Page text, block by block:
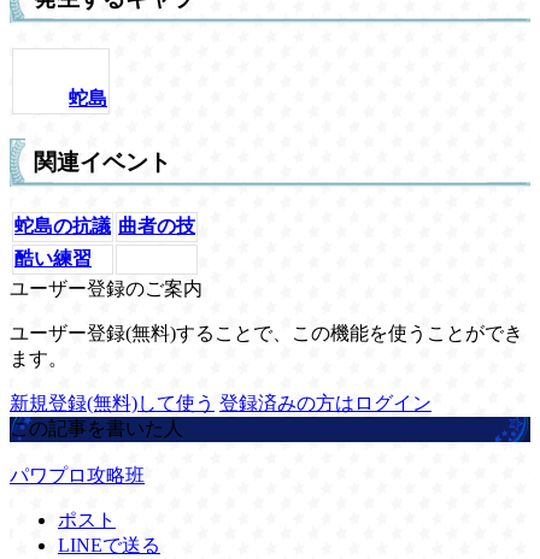
蛇島
関連イベント
蛇島の抗議 曲者の技
酷い練習
ユーザー登録のご案内
ユーザー登録(無料)することで、この機能を使うことができ
ます。
新規登録(無料)して使う 登録済みの方はログイン
この記事を書いた人
パワプロ攻略班
ポスト
LINEで送る